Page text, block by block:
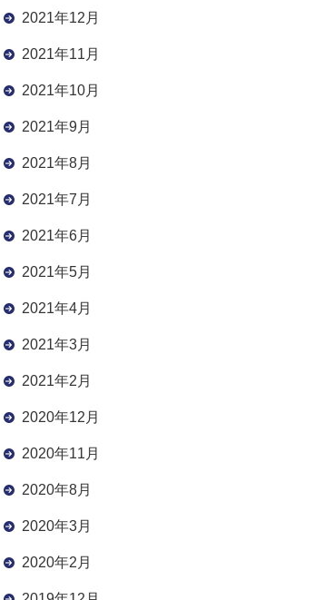
2021年12月
2021年11月
2021年10月
2021年9月
2021年8月
2021年7月
2021年6月
2021年5月
2021年4月
2021年3月
2021年2月
2020年12月
2020年11月
2020年8月
2020年3月
2020年2月